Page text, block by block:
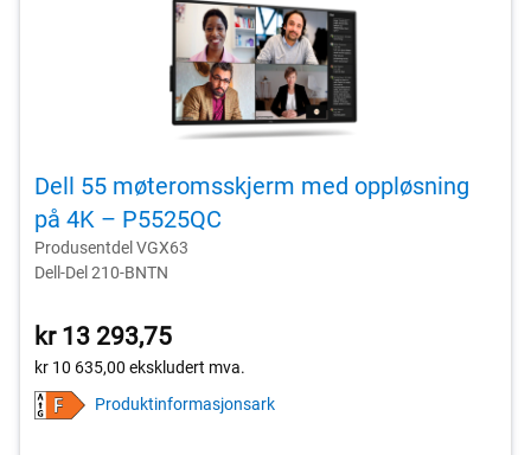
Dell 55 møteromsskjerm med oppløsning
på 4K – P5525QC
Produsentdel VGX63
Dell-Del 210-BNTN
kr 13 293,75
kr 10 635,00 ekskludert mva.
Produktinformasjonsark